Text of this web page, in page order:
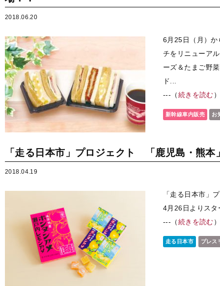
2018.06.20
6月25日（月）か
チをリニューア
ーズ＆たまご野
ド...
---（続きを読む
新幹線車内販売 お
「走る日本市」プロジェクト 「鹿児島・熊本
2018.04.19
「走る日本市」
4月26日よりスタ
---（続きを読む
走る日本市 プレス